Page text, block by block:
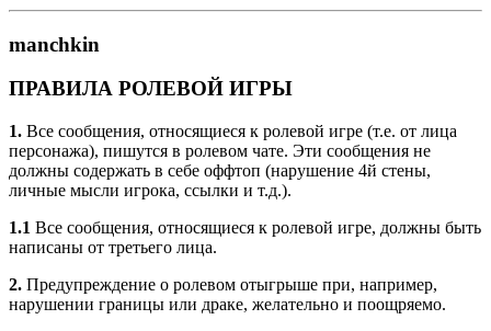
manchkin
ПРАВИЛА РОЛЕВОЙ ИГРЫ
1. Все сообщения, относящиеся к ролевой игре (т.е. от лица
персонажа), пишутся в ролевом чате. Эти сообщения не
должны содержать в себе оффтоп (нарушение 4й стены,
личные мысли игрока, ссылки и т.д.).
1.1 Все сообщения, относящиеся к ролевой игре, должны быть
написаны от третьего лица.
2. Предупреждение о ролевом отыгрыше при, например,
нарушении границы или драке, желательно и поощряемо.